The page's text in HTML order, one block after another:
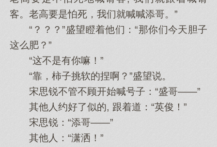
客。老高要是怕死，我们就喊喊添哥。”
“？？？”盛望瞪着他们：“那你们今天胆子
这么肥？”
“这不是有你嘛！”
“靠，柿子挑软的捏啊？”盛望说。
宋思锐不管不顾开始喊号子：“盛哥——”
其他人约好了似的, 跟着道：“英俊！”
宋思锐：“添哥——”
其他人：“潇洒！”